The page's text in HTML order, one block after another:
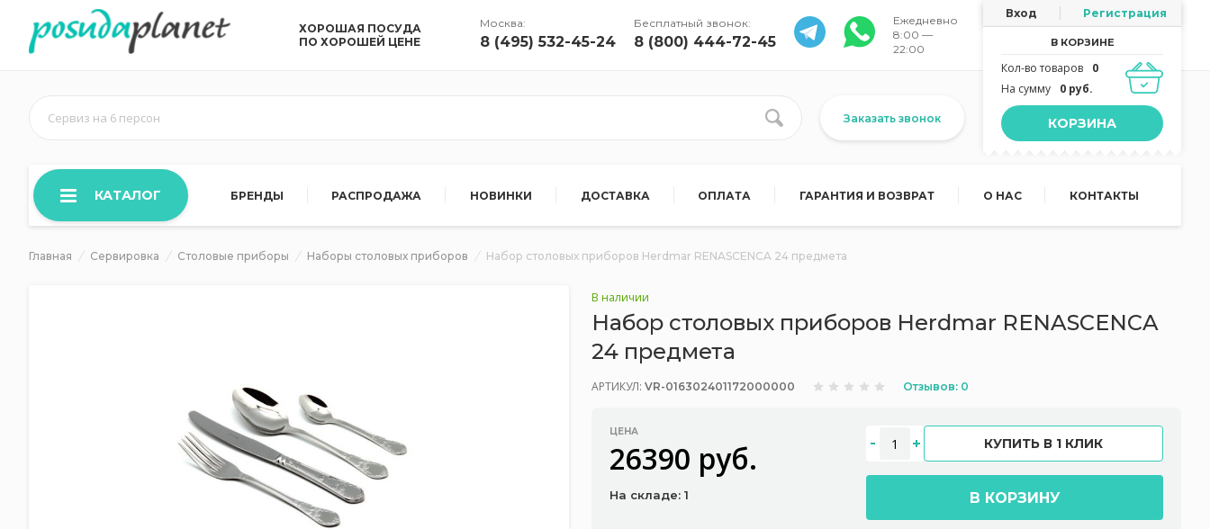
ХОРОШАЯ ПОСУДА
ПО ХОРОШЕЙ ЦЕНЕ
Москва:
8 (495) 532-45-24
Бесплатный звонок:
8 (800) 444-72-45
Ежедневно
8:00 —
22:00
Вход Регистрация
В КОРЗИНЕ
Кол-во товаров
0
На сумму
0 руб.
КОРЗИНА
Сервиз на 6 персон Заказать звонок
КАТАЛОГ БРЕНДЫ РАСПРОДАЖА НОВИНКИ ДОСТАВКА ОПЛАТА ГАРАНТИЯ И ВОЗВРАТ О НАС КОНТАКТЫ
Главная Сервировка Столовые приборы Наборы столовых приборов Набор столовых приборов Herdmar RENASCENCA 24 предмета
В наличии
Набор столовых приборов Herdmar RENASCENCA
24 предмета
АРТИКУЛ: VR-016302401172000000 Отзывов: 0
ЦЕНА
26390 руб.
На складе: 1
КУПИТЬ В 1 КЛИК
В КОРЗИНУ